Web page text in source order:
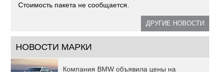
Стоимость пакета не сообщается.
ДРУГИЕ НОВОСТИ
НОВОСТИ МАРКИ
Компания BMW объявила цены на